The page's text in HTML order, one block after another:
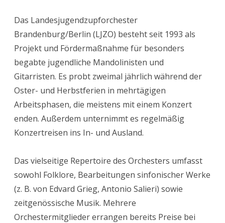
Das Landesjugendzupforchester
Brandenburg/Berlin (LJZO) besteht seit 1993 als
Projekt und Fördermaßnahme für besonders
begabte jugendliche Mandolinisten und
Gitarristen. Es probt zweimal jährlich während der
Oster- und Herbstferien in mehrtägigen
Arbeitsphasen, die meistens mit einem Konzert
enden. Außerdem unternimmt es regelmäßig
Konzertreisen ins In- und Ausland.
Das vielseitige Repertoire des Orchesters umfasst
sowohl Folklore, Bearbeitungen sinfonischer Werke
(z. B. von Edvard Grieg, Antonio Salieri) sowie
zeitgenössische Musik. Mehrere
Orchestermitglieder errangen bereits Preise bei